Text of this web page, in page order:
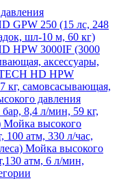
GPW 250 (15 лс, 248
шл-10 м, 60 кг)
HPW 3000IF (3000
аксессуары,
HD HPW
кг, самовсасывающая,
давления
8,4 л/мин, 59 кг,
Мойка высокого
атм, 330 л/час,
Мойка высокого
атм, 6 л/мин,